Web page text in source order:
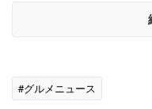
#グルメニュース